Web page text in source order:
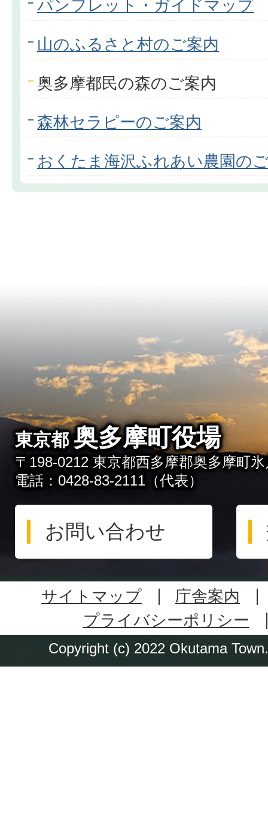
パンフレット・ガイドマップ
山のふるさと村のご案内
奥多摩都民の森のご案内
森林セラピーのご案内
おくたま海沢ふれあい農園の
東京都 奥多摩町役場
〒198-0212 東京都西多摩郡奥多摩町
電話：0428-83-2111（代表）
お問い合わせ
サイトマップ
庁舎案内
プライバシーポリシー
Copyright (c) 2022 Okutama